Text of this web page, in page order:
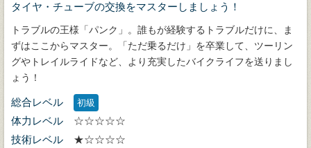
タイヤ・チューブの交換をマスターしましょう！
トラブルの王様「パンク」。誰もが経験するトラブルだけに、ま
ずはここからマスター。「ただ乗るだけ」を卒業して、ツーリン
グやトレイルライドなど、より充実したバイクライフを送りまし
ょう！
総合レベル 初級
体力レベル
☆☆☆☆☆
技術レベル
★☆☆☆☆